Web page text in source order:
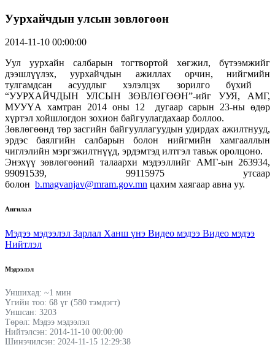
Уурхайчдын улсын зөвлөгөөн
2014-11-10 00:00:00
Уул уурхайн салбарын тогтвортой хөгжил, бүтээмжийг
дээшлүүлэх, уурхайчдын ажиллах орчин, нийгмийн
тулгамдсан асуудлыг хэлэлцэх зорилго бүхий
“УУРХАЙЧДЫН УЛСЫН ЗӨВЛӨГӨӨН”-ийг УУЯ, АМГ,
МУУҮА хамтран 2014 оны 12 дугаар сарын 23-ны өдөр
хүртэл хойшлогдон зохион байгуулагдахаар боллоо.
Зөвлөгөөнд төр засгийн байгууллагуудын удирдах ажилтнууд,
эрдэс баялгийн салбарын болон нийгмийн хамгааллын
чиглэлийн мэргэжилтнүүд, эрдэмтэд илтгэл тавьж оролцоно.
Энэхүү зөвлөгөөний талаархи мэдээллийг АМГ-ын 263934,
99091539, 99115975 утсаар
болон b.magvanjav@mram.gov.mn цахим хаягаар авна уу.
Ангилал
Мэдээ мэдээлэл Зарлал Ханш үнэ Видео мэдээ Видео мэдээ
Нийтлэл
Мэдээлэл
Уншихад: ~1 мин
Үгийн тоо: 68 үг (580 тэмдэгт)
Уншсан: 3203
Төрөл: Мэдээ мэдээлэл
Нийтэлсэн: 2014-11-10 00:00:00
Шинэчилсэн: 2024-11-15 12:29:38